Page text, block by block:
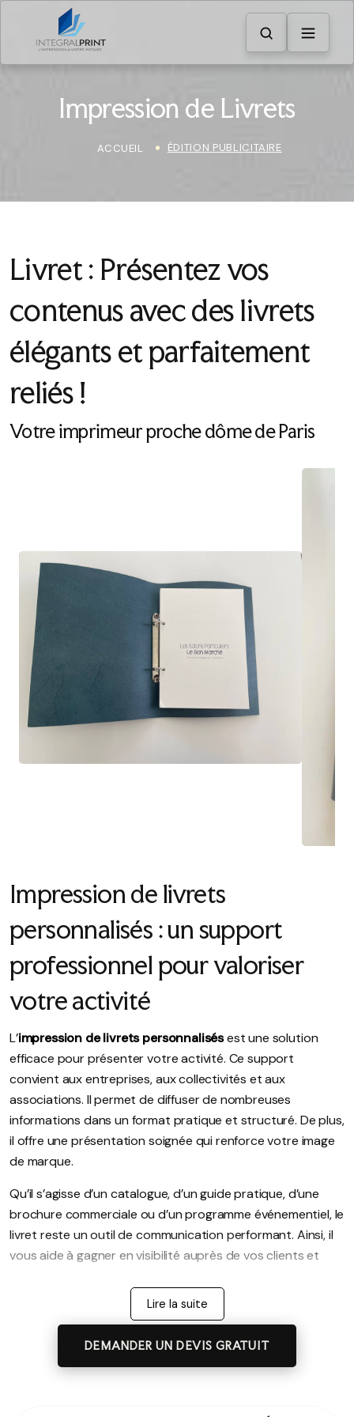
Impression de Livrets
ACCUEIL ÉDITION PUBLICITAIRE
Livret : Présentez vos
contenus avec des livrets
élégants et parfaitement
reliés !
Votre imprimeur proche dôme de Paris
Impression de livrets
personnalisés : un support
professionnel pour valoriser
votre activité
L’impression de livrets personnalisésest une solution
efficace pour présenter votre activité. Ce support
convient aux entreprises, aux collectivités et aux
associations. Il permet de diffuser de nombreuses
informations dans un format pratique et structuré. De plus,
il offre une présentation soignée qui renforce votre image
de marque.
Qu’il s’agisse d’un catalogue, d’un guide pratique, d’une
brochure commerciale ou d’un programme événementiel, le
livret reste un outil de communication performant. Ainsi, il
vous aide à gagner en visibilité auprès de vos clients et
Pourquoi choisir l’impression de livrets
personnalisés ?
Le livret personnalisé permet de présenter une activité de
Lire la suite
DEMANDER UN DEVIS GRATUIT